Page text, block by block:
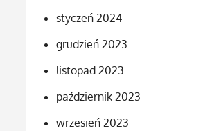
styczeń 2024
grudzień 2023
listopad 2023
październik 2023
wrzesień 2023